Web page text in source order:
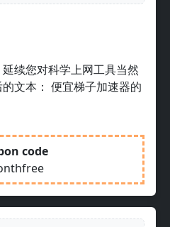
续您对科学上网工具当然
文本： 便宜梯子加速器的
code